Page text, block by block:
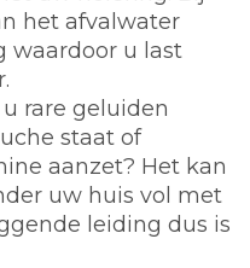
het afvalwater
waardoor u last
rare geluiden
staat of
aanzet? Het kan
uw huis vol met
leiding dus is